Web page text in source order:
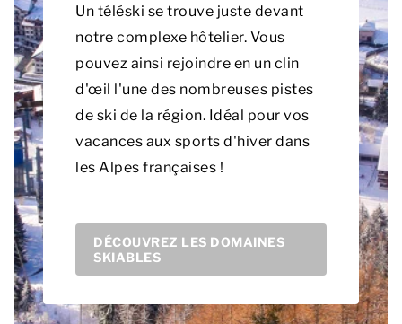
Un téléski se trouve juste devant
notre complexe hôtelier. Vous
pouvez ainsi rejoindre en un clin
d'œil l'une des nombreuses pistes
de ski de la région. Idéal pour vos
vacances aux sports d'hiver dans
les Alpes françaises !
DÉCOUVREZ LES DOMAINES
SKIABLES